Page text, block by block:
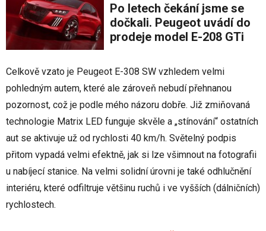
Po letech čekání jsme se
dočkali. Peugeot uvádí do
prodeje model E-208 GTi
Celkově vzato je Peugeot E-308 SW vzhledem velmi
pohledným autem, které ale zároveň nebudí přehnanou
pozornost, což je podle mého názoru dobře. Již zmiňovaná
technologie Matrix LED funguje skvěle a „stínování“ ostatních
aut se aktivuje už od rychlosti 40 km/h. Světelný podpis
přitom vypadá velmi efektně, jak si lze všimnout na fotografii
u nabíjecí stanice. Na velmi solidní úrovni je také odhlučnění
interiéru, které odfiltruje většinu ruchů i ve vyšších (dálničních)
rychlostech.